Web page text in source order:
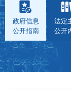
政府信息
公开指南
法定
公开